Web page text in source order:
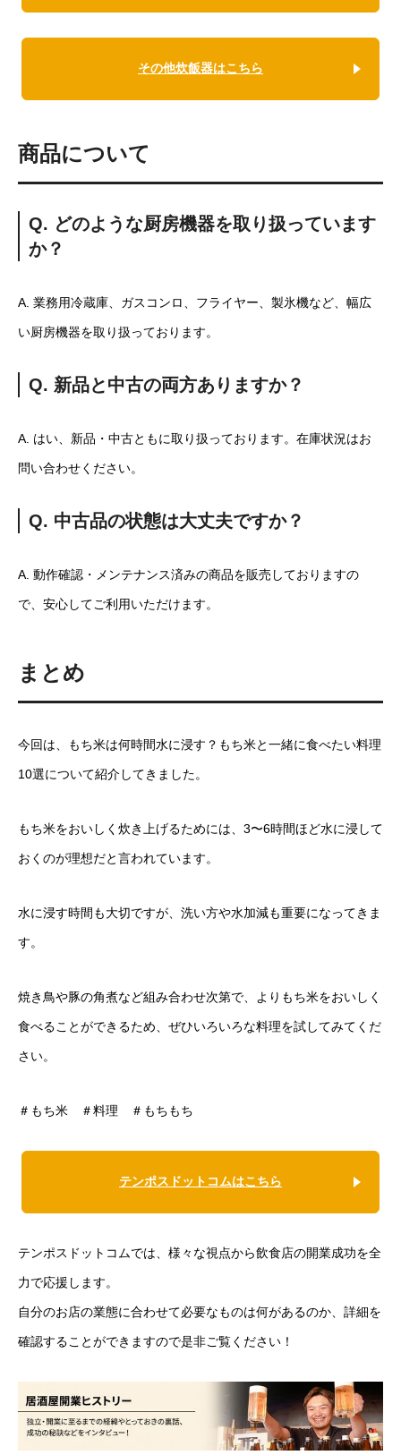
その他炊飯器はこちら
商品について
Q. どのような厨房機器を取り扱っています
か？
A. 業務用冷蔵庫、ガスコンロ、フライヤー、製氷機など、幅広
い厨房機器を取り扱っております。
Q. 新品と中古の両方ありますか？
A. はい、新品・中古ともに取り扱っております。在庫状況はお
問い合わせください。
Q. 中古品の状態は大丈夫ですか？
A. 動作確認・メンテナンス済みの商品を販売しておりますの
で、安心してご利用いただけます。
まとめ
今回は、もち米は何時間水に浸す？もち米と一緒に食べたい料理
10選について紹介してきました。
もち米をおいしく炊き上げるためには、3〜6時間ほど水に浸して
おくのが理想だと言われています。
水に浸す時間も大切ですが、洗い方や水加減も重要になってきま
す。
焼き鳥や豚の角煮など組み合わせ次第で、よりもち米をおいしく
食べることができるため、ぜひいろいろな料理を試してみてくだ
さい。
＃もち米 ＃料理 ＃もちもち
テンポスドットコムはこちら
テンポスドットコムでは、様々な視点から飲食店の開業成功を全
力で応援します。
自分のお店の業態に合わせて必要なものは何があるのか、詳細を
確認することができますので是非ご覧ください！